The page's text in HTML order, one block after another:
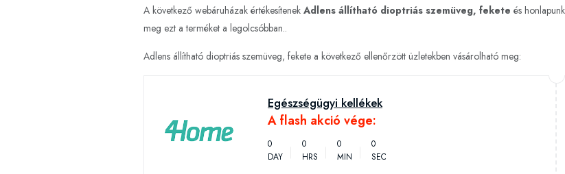
A következő webáruházak értékesítenek Adlens állítható dioptriás szemüveg, fekete és
meg ezt a terméket a legolcsóbban..
Adlens állítható dioptriás szemüveg, fekete a következő ellenőrzött üzletekben vásárolható meg:
Egészségügyi kellékek
A flash akció vége:
0
DAY
0
HRS
0
MIN
0
SEC